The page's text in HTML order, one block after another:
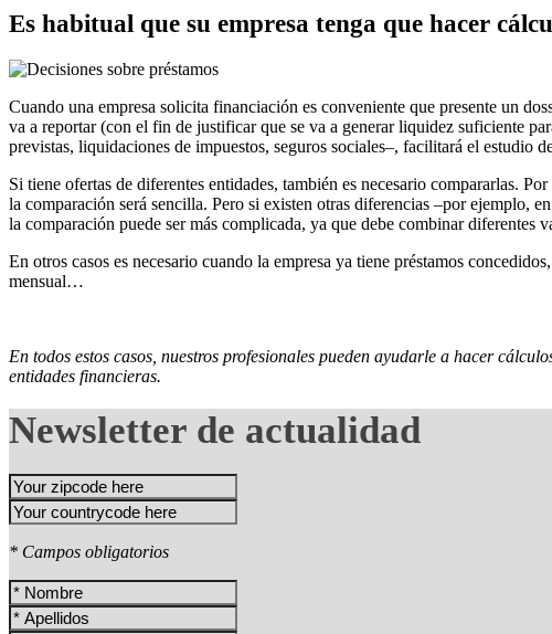
Es habitual que su empresa tenga que hacer
Cuando una empresa solicita financiación es conveniente que presente un
va a reportar (con el fin de justificar que se va a generar liquidez suficiente
previstas, liquidaciones de impuestos, seguros sociales–, facilitará el estudio
Si tiene ofertas de diferentes entidades, también es necesario compararlas. Por
la comparación será sencilla. Pero si existen otras diferencias –por ejemplo,
la comparación puede ser más complicada, ya que debe combinar diferentes
En otros casos es necesario cuando la empresa ya tiene préstamos
mensual…
En todos estos casos, nuestros profesionales pueden ayudarle a hacer
entidades financieras.
Newsletter de actualidad
* Campos obligatorios